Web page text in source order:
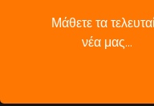
Μάθετε τα
νέα μας…